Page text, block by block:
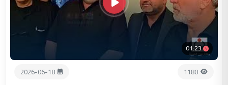
01:23
1180
2026-06-18